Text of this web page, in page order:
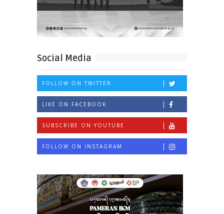
Social Media
FOLLOW ON TWITTER
LIKE ON FACEBOOK
SUBSCRIBE ON YOUTUBE
FOLLOW ON INSTAGRAM